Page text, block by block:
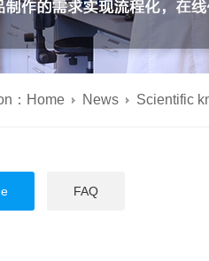
： Home News Scientific
FAQ